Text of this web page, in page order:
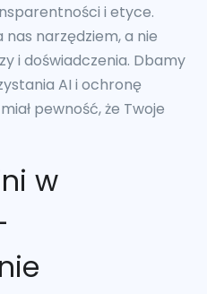
i etyce.
nas narzędziem, a nie
i doświadczenia. Dbamy
AI i ochronę
pewność, że Twoje
w